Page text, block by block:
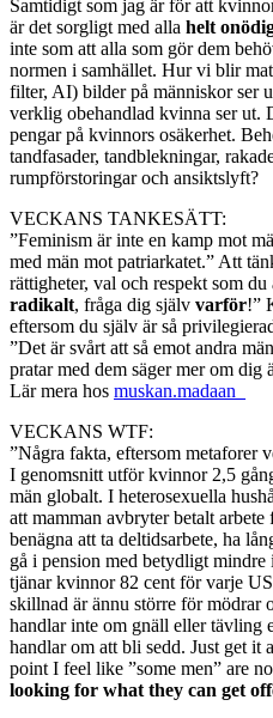
Samtidigt som jag är för att
är det sorgligt med alla helt
inte som att alla som gör dem
normen i samhället. Hur vi blir
filter, AI) bilder på människor ser
verklig obehandlad kvinna ser ut.
pengar på kvinnors osäkerhet.
tandfasader, tandblekningar,
rumpförstoringar och ansiktslyft?
VECKANS TANKESÄTT:
”Feminism är inte en kamp mot
med män mot patriarkatet.” Att
rättigheter, val och respekt som
radikalt, fråga dig själv varför!”
eftersom du själv är så
”Det är svårt att så emot andra
pratar med dem säger mer om dig
Lär mera hos muskan.madaan_
VECKANS WTF:
”Några fakta, eftersom metaforer
I genomsnitt utför kvinnor 2,5
män globalt. I heterosexuella
att mamman avbryter betalt
benägna att ta deltidsarbete, ha
gå i pension med betydligt
tjänar kvinnor 82 cent för varje
skillnad är ännu större för mödrar
handlar inte om gnäll eller tävling
handlar om att bli sedd. Just get it
point I feel like ”some men” are
looking for what they can get